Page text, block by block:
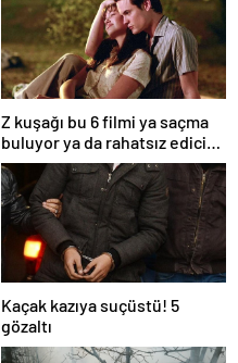
Z kuşağı bu 6 filmi ya saçma
buluyor ya da rahatsız edici
ve toksik!
Kaçak kazıya suçüstü! 5
gözaltı